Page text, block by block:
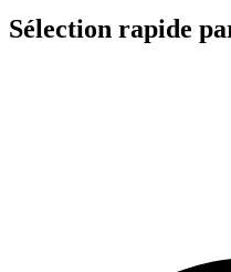
Sélection rapide